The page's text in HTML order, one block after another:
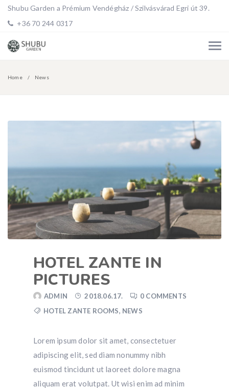
Shubu Garden a Prémium Vendégház / Szilvásvárad Egri út 39.
+36 70 244 0317
Home News
HOTEL ZANTE IN
PICTURES
ADMIN 2018.06.17.
0 COMMENTS
HOTEL ZANTE ROOMS, NEWS
Lorem ipsum dolor sit amet, consectetuer
adipiscing elit, sed diam nonummy nibh
euismod tincidunt ut laoreet dolore magna
aliquam erat volutpat. Ut wisi enim ad minim